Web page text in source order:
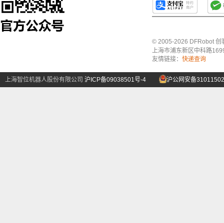
© 2005-2026 DFRobot 创
上海市浦东新区中科路
友情链接： 快递查询
上海智位机器人股份有限公司 沪ICP备09038501号-4 沪公网安备